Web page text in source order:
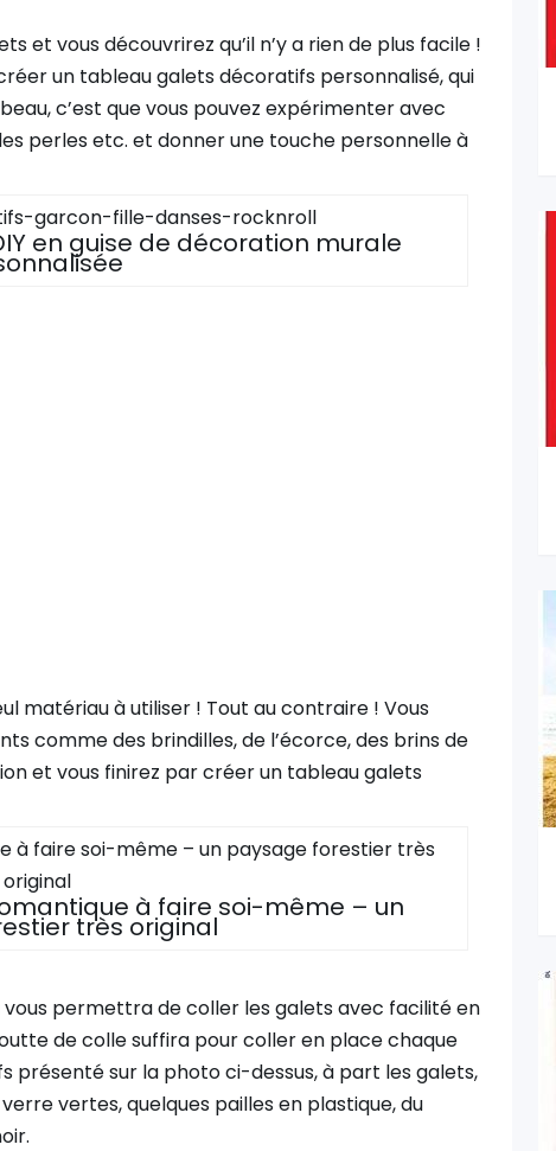
et vous découvrirez qu’il n’y a rien de plus facile !
un tableau galets décoratifs personnalisé, qui
c’est que vous pouvez expérimenter avec
perles etc. et donner une touche personnelle à
en guise de décoration murale
matériau à utiliser ! Tout au contraire ! Vous
comme des brindilles, de l’écorce, des brins de
et vous finirez par créer un tableau galets
à faire soi-même – un
très original
vous permettra de coller les galets avec facilité en
de colle suffira pour coller en place chaque
présenté sur la photo ci-dessus, à part les galets,
vertes, quelques pailles en plastique, du